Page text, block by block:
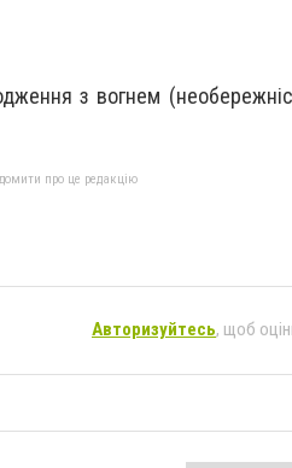
з вогнем
про це редакцію
Авторизуйтесь, щоб